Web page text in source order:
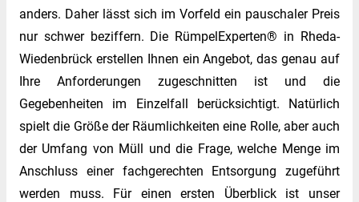
anders. Daher lässt sich im Vorfeld ein pauschaler Preis
nur schwer beziffern. Die RümpelExperten® in Rheda-
Wiedenbrück erstellen Ihnen ein Angebot, das genau auf
Ihre Anforderungen zugeschnitten ist und die
Gegebenheiten im Einzelfall berücksichtigt. Natürlich
spielt die Größe der Räumlichkeiten eine Rolle, aber auch
der Umfang von Müll und die Frage, welche Menge im
Anschluss einer fachgerechten Entsorgung zugeführt
werden muss. Für einen ersten Überblick ist unser